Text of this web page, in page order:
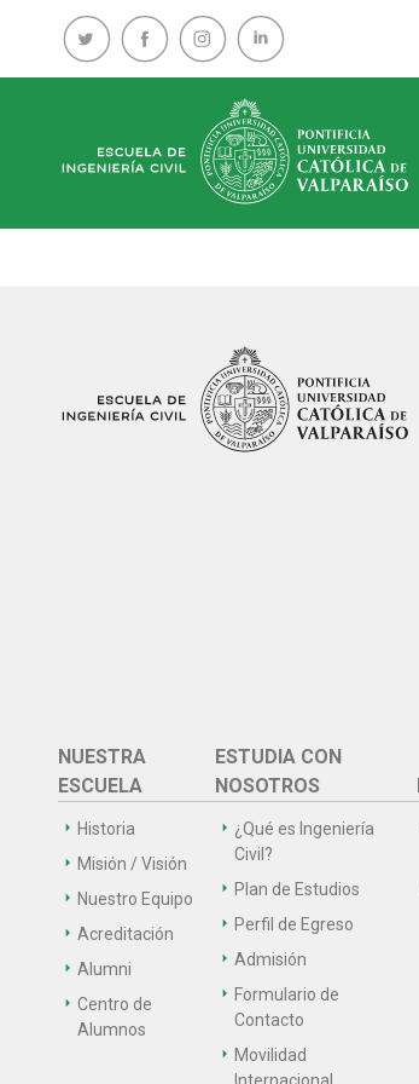
NUESTRA
ESCUELA
Historia
Misión / Visión
Nuestro Equipo
Acreditación
Alumni
Centro de
Alumnos
ESTUDIA CON
NOSOTROS
¿Qué es Ingeniería
Civil?
Plan de Estudios
Perfil de Egreso
Admisión
Formulario de
Contacto
Movilidad